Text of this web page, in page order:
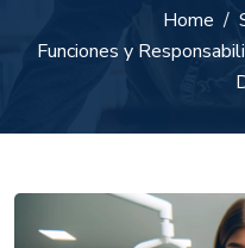
Home
Funciones y